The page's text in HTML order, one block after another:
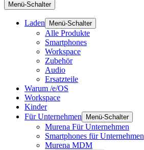
Menü-Schalter
Laden Menü-Schalter
Alle Produkte
Smartphones
Workspace
Zubehör
Audio
Ersatzteile
Warum /e/OS
Workspace
Kinder
Für Unternehmen
Menü-Schalter
Murena Für Unternehmen
Smartphones für Unternehmen
Murena MDM